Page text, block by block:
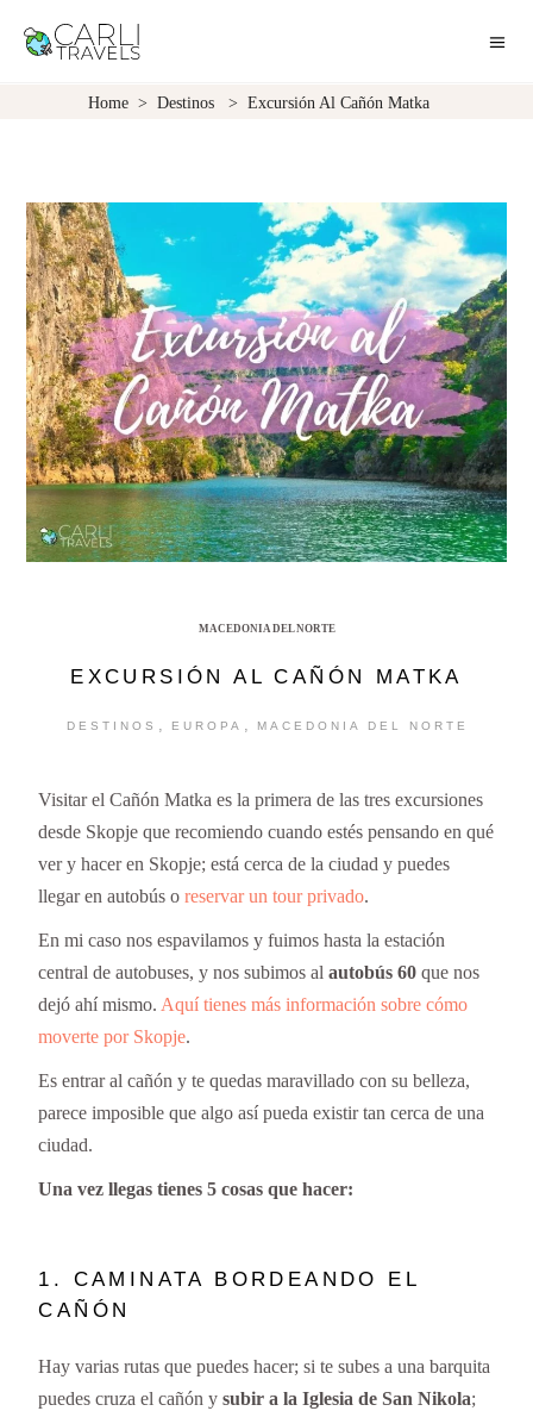
Home > Destinos > Excursión Al Cañón Matka
MACEDONIA DEL NORTE
EXCURSIÓN AL CAÑÓN MATKA
DESTINOS , EUROPA , MACEDONIA DEL NORTE
Visitar el Cañón Matka es la primera de las tres excursiones
desde Skopje que recomiendo cuando estés pensando en qué
ver y hacer en Skopje; está cerca de la ciudad y puedes
llegar en autobús oreservar un tour privado.
En mi caso nos espavilamos y fuimos hasta la estación
central de autobuses, y nos subimos alautobús 60 que nos
dejó ahí mismo. Aquí tienes más información sobre cómo
moverte por Skopje.
Es entrar al cañón y te quedas maravillado con su belleza,
parece imposible que algo así pueda existir tan cerca de una
ciudad.
Una vez llegas tienes 5 cosas que hacer:
1. CAMINATA BORDEANDO EL
CAÑÓN
Hay varias rutas que puedes hacer; si te subes a una barquita
puedes cruza el cañón ysubir a la Iglesia de San Nikola;